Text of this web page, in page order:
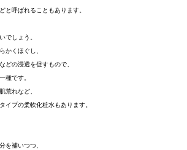
と呼ばれることもあります。
でしょう。
かくほぐし、
どの浸透を促すもので、
種です。
荒れなど、
イプの柔軟化粧水もあります。
を補いつつ、